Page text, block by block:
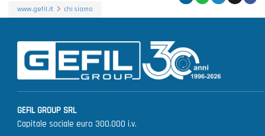
www.gefil.it chi siamo
GEFIL GROUP SRL
Capitale sociale euro 300.000 i.v.